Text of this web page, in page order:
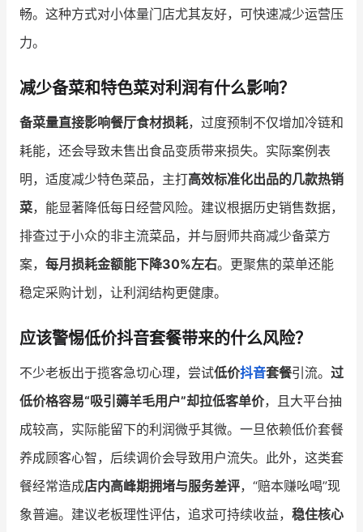
畅。这种方式对小体量门店尤其友好，可快速减少运营压
力。
减少备菜和特色菜对利润有什么影响？
备菜量直接影响餐厅食材损耗，过度预制不仅增加冷链和
耗能，还会导致未售出食品变质带来损失。实际案例表
明，适度减少特色菜品，主打高效标准化出品的几款热销
菜，能显著降低每日经营风险。建议根据历史销售数据，
排查过于小众的非主流菜品，并与厨师共商减少备菜方
案， 每月损耗金额能下降30%左右。更聚焦的菜单还能
稳定采购计划，让利润结构更健康。
应该警惕低价抖音套餐带来的什么风险？
不少老板出于揽客急切心理，尝试低价抖音套餐引流。 过
低价格容易“吸引薅羊毛用户”却拉低客单价，且大平台抽
成较高，实际能留下的利润微乎其微。一旦依赖低价套餐
养成顾客心智，后续调价会导致用户流失。此外，这类套
餐经常造成店内高峰期拥堵与服务差评，“赔本赚吆喝”现
象普遍。建议老板理性评估，追求可持续收益， 稳住核心